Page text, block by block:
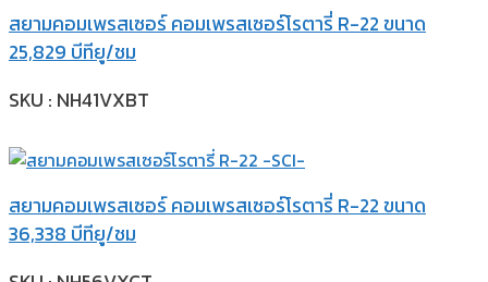
สยามคอมเพรสเซอร์ คอมเพรสเซอร์โรตารี่ R-22 ขนาด
25,829 บีทียู/ชม
SKU : NH41VXBT
สยามคอมเพรสเซอร์ คอมเพรสเซอร์โรตารี่ R-22 ขนาด
36,338 บีทียู/ชม